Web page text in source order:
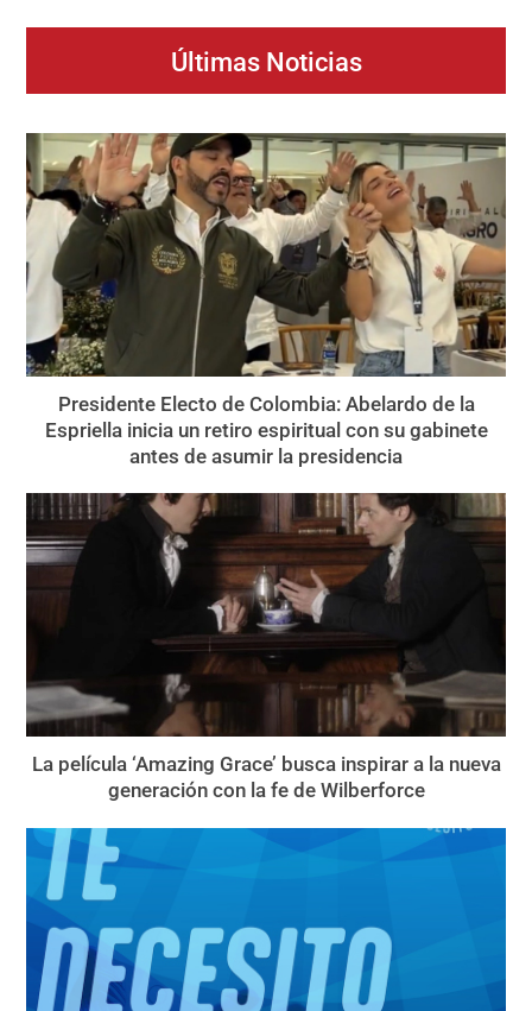
Últimas Noticias
Presidente Electo de Colombia: Abelardo de la
Espriella inicia un retiro espiritual con su gabinete
antes de asumir la presidencia
La película ‘Amazing Grace’ busca inspirar a la nueva
generación con la fe de Wilberforce